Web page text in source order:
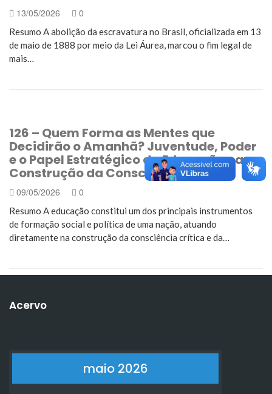
13/05/2026 0
Resumo A abolição da escravatura no Brasil, oficializada em 13
de maio de 1888 por meio da Lei Áurea, marcou o fim legal de
mais…
126 – Quem Forma as Mentes que
Decidirão o Amanhã? Juventude, Poder
e o Papel Estratégico da Educação na
Construção da Consciência Política
09/05/2026 0
Resumo A educação constitui um dos principais instrumentos
de formação social e política de uma nação, atuando
diretamente na construção da consciência crítica e da…
Acervo
maio 2026